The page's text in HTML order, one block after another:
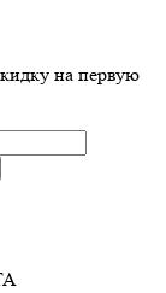
на первую